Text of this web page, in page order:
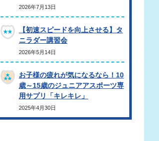
2026年7月13日
【初速スピードを向上させる】タ
ニラダー講習会
2026年5月14日
お子様の疲れが気になるなら！10
歳～15歳のジュニアアスポーツ専
用サプリ「キレキレ」
2025年4月30日